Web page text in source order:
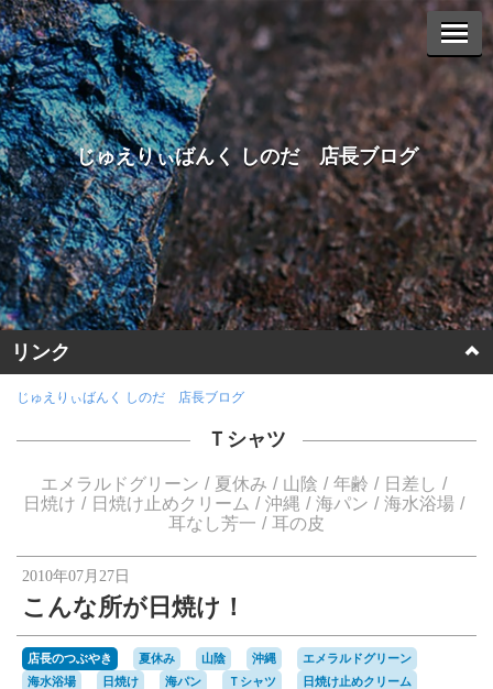
じゅえりぃばんく しのだ 店長ブログ
リンク
ホームページに戻る
ヤフーオークションへ
楽天オークションへ
じゅえりぃばんく しのだ 店長ブログ
Ｔシャツ
エメラルドグリーン 夏休み 山陰 年齢
日差し
日焼け
日焼け止めクリーム 沖縄 海パン
海水浴場
耳なし芳一
耳の皮
2010年07月27日
こんな所が日焼け！
店長のつぶやき 夏休み 山陰 沖縄
エメラルドグリーン
海水浴場
日焼け 海パン Ｔシャツ
日焼け止めクリーム